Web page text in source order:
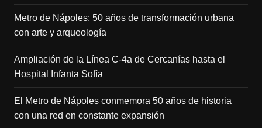
Metro de Nápoles: 50 años de transformación urbana
con arte y arqueología
Ampliación de la Línea C-4a de Cercanías hasta el
Hospital Infanta Sofía
El Metro de Nápoles conmemora 50 años de historia
con una red en constante expansión